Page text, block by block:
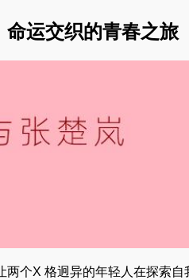
运交织的青春之旅
两个X 格迥异的年轻人在探索